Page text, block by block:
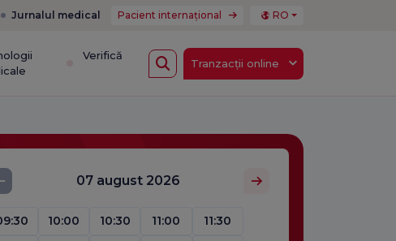
Jurnalul medical Pacient internațional RO
Verifică
Tranzacții online
07 august 2026
10:00 10:30 11:00
11:30